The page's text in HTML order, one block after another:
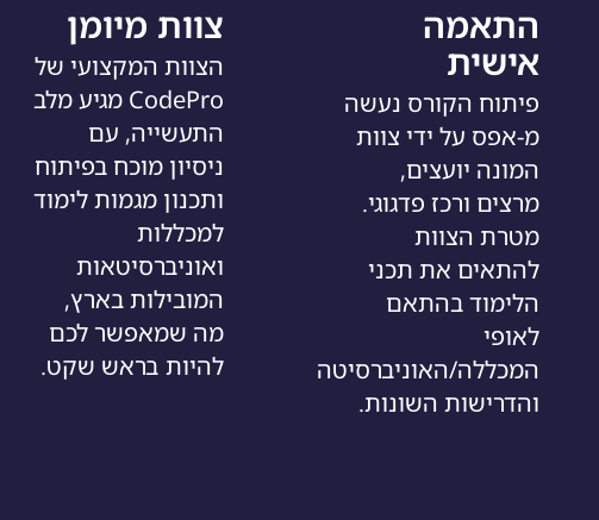
התאמה
אישית
פיתוח הקורס נעשה
מ-אפס על ידי צוות
המונה יועצים,
מרצים ורכז פדגוגי.
מטרת הצוות
להתאים את תכני
הלימוד בהתאם
לאופי
המכללה/האוניברסיטה
והדרישות השונות.
צוות מיומן
הצוות המקצועי של
CodePro מגיע מלב
התעשייה, עם
ניסיון מוכח בפיתוח
ותכנון מגמות לימוד
למכללות
ואוניברסיטאות
המובילות בארץ,
מה שמאפשר לכם
להיות בראש שקט.